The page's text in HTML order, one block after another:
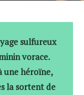
sulfureux
vorace.
une héroïne,
la sortent de